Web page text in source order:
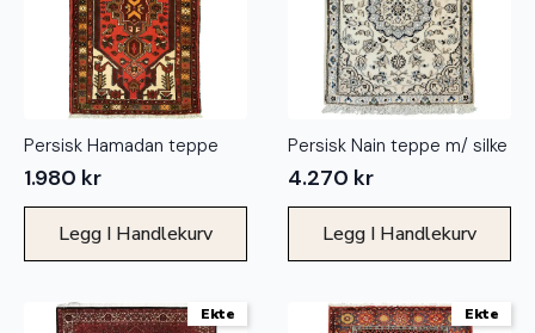
Persisk Hamadan teppe
1.980 kr
Legg I Handlekurv
Persisk Nain teppe m/ silke
4.270 kr
Legg I Handlekurv
Ekte Ekte